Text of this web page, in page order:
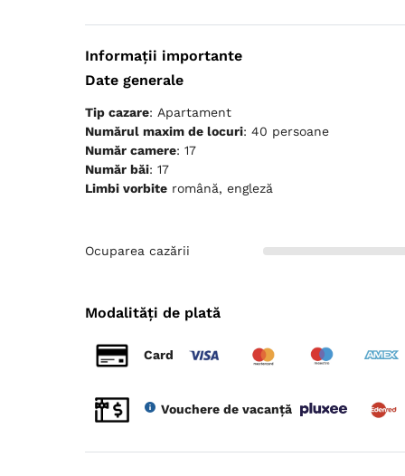
Informații importante
Date generale
Tip cazare: Apartament
Numărul maxim de locuri: 40 persoane
Număr camere: 17
Număr băi: 17
Limbi vorbite română, engleză
Ocuparea cazării
Modalități de plată
Card
Vouchere de vacanță